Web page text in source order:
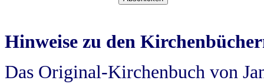
Hinweise zu den
Das Original-Kirchenbuch von